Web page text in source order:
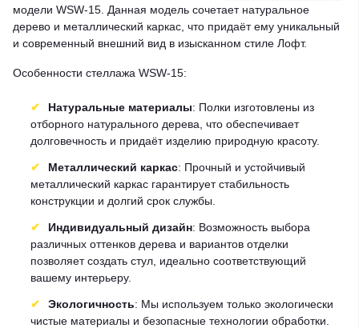
модели WSW-15. Данная модель сочетает натуральное
дерево и металлический каркас, что придаёт ему уникальный
и современный внешний вид в изысканном стиле Лофт.
Особенности стеллажа WSW-15:
Натуральные материалы: Полки изготовлены из
отборного натурального дерева, что обеспечивает
долговечность и придаёт изделию природную красоту.
Металлический каркас: Прочный и устойчивый
металлический каркас гарантирует стабильность
конструкции и долгий срок службы.
Индивидуальный дизайн: Возможность выбора
различных оттенков дерева и вариантов отделки
позволяет создать стул, идеально соответствующий
вашему интерьеру.
Экологичность: Мы используем только экологически
чистые материалы и безопасные технологии обработки.